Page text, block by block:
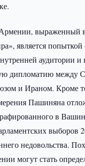
выраженный
является
аудитории и
дипломатию
и Ираном. Кроме
Пашиняна
в
выборов
недовольства.
могут стать